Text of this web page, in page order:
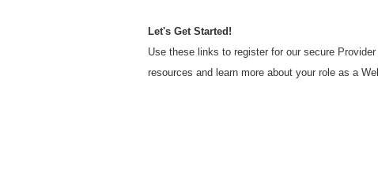
Let's Get Started!
Use these links to register for our secure
resources and learn more about your role as a